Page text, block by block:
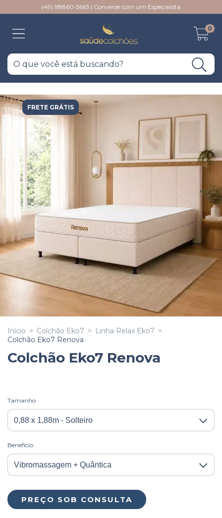
(49) 98860-5665 | Converse com um Especialista
0
FRETE GRÁTIS
Início > Colchão Eko7 > Linha Relax Eko7 >
Colchão Eko7 Renova
Colchão Eko7 Renova
Tamanho
Benefício